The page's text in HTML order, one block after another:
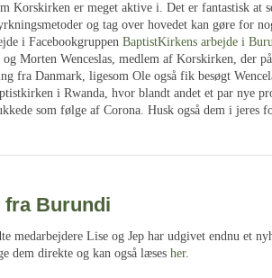
Korskirken er meget aktive i. Det er fantastisk at
og tag over hovedet kan gøre for
i Facebookgruppen BaptistKirkens arbejde i
og Morten Wenceslas, medlem af Korskirken, der
fra Danmark, ligesom Ole også fik besøgt
i Rwanda, hvor blandt andet et par nye
som følge af Corona. Husk også dem i jeres
fra Burundi
medarbejdere Lise og Jep har udgivet endnu et
dem direkte og kan også læses her.